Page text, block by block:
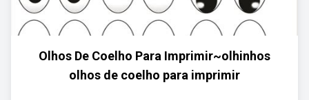
Olhos De Coelho Para Imprimir~olhinhos
olhos de coelho para imprimir